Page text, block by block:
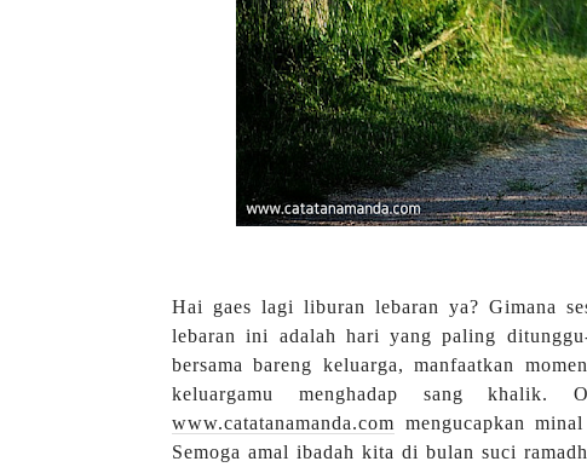
Hai gaes lagi liburan lebaran ya? Gimana
lebaran ini adalah hari yang paling
bersama bareng keluarga, manfaatkan
keluargamu menghadap sang
www.catatanamanda.com mengucapkan
Semoga amal ibadah kita di bulan suci